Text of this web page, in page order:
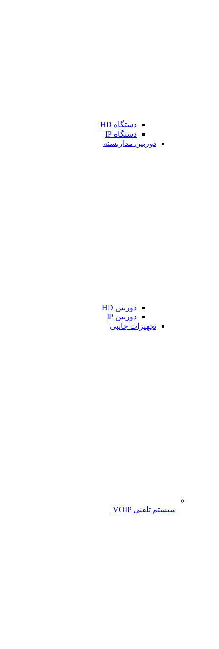
دستگاه HD
دستگاه IP
دوربین مداربسته
دوربین HD
دوربین IP
تجهیزات جانبی
سیستم تلفنی VOIP